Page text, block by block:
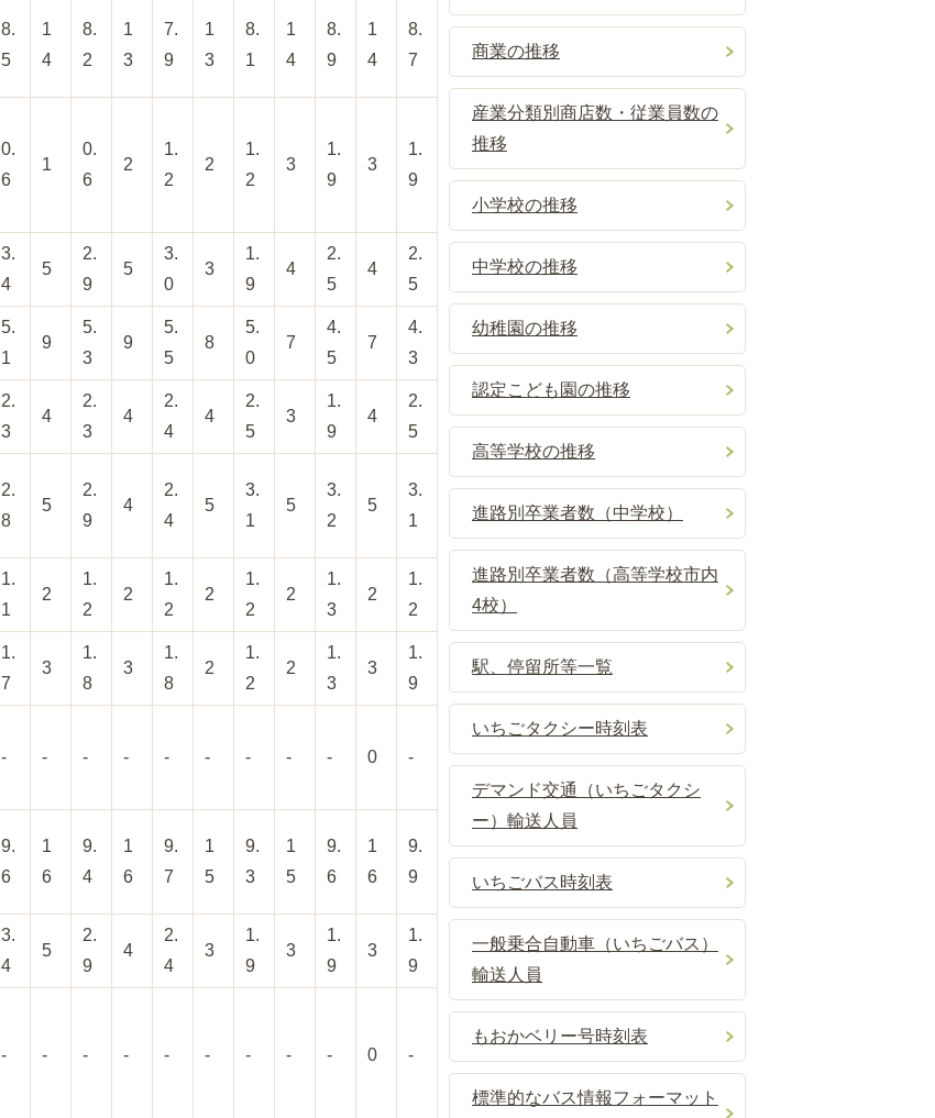
8.
5
1
4
8.
2
1
3
7.
9
1
3
8.
1
1
4
8.
9
1
4
8.
7
0.
6
1
0.
6
2
1.
2
2
1.
2
3
1.
9
3
1.
9
3.
4
5
2.
9
5
3.
0
3
1.
9
4
2.
5
4
2.
5
5.
1
9
5.
3
9
5.
5
8
5.
0
7
4.
5
7
4.
3
2.
3
4
2.
3
4
2.
4
4
2.
5
3
1.
9
4
2.
5
2.
8
5
2.
9
4
2.
4
5
3.
1
5
3.
2
5
3.
1
1.
1
2
1.
2
2
1.
2
2
1.
2
2
1.
3
2
1.
2
1.
7
3
1.
8
3
1.
8
2
1.
2
2
1.
3
3
1.
9
- - - - - - - - - 0 -
9.
6
1
6
9.
4
1
6
9.
7
1
5
9.
3
1
5
9.
6
1
6
9.
9
3.
4
5
2.
9
4
2.
4
3
1.
9
3
1.
9
3
1.
9
- - - - - - - - - 0 -
商業の推移
産業分類別商店数・従業員数の
推移
小学校の推移
中学校の推移
幼稚園の推移
認定こども園の推移
高等学校の推移
進路別卒業者数（中学校）
進路別卒業者数（高等学校市内
4校）
駅、停留所等一覧
いちごタクシー時刻表
デマンド交通（いちごタクシ
ー）輸送人員
いちごバス時刻表
一般乗合自動車（いちごバス）
輸送人員
もおかベリー号時刻表
標準的なバス情報フォーマット